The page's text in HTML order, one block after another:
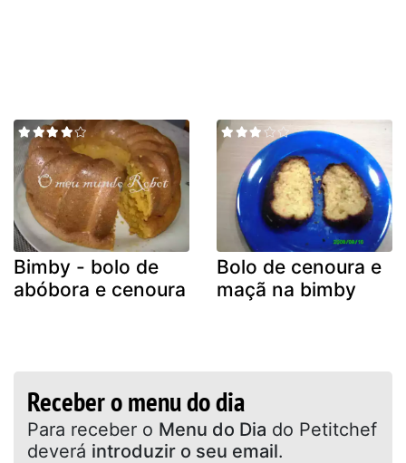
Bimby - bolo de
abóbora e cenoura
Bolo de cenoura e
maçã na bimby
Receber o menu do dia
Para receber o Menu do Dia do Petitchef
deverá introduzir o seu email.